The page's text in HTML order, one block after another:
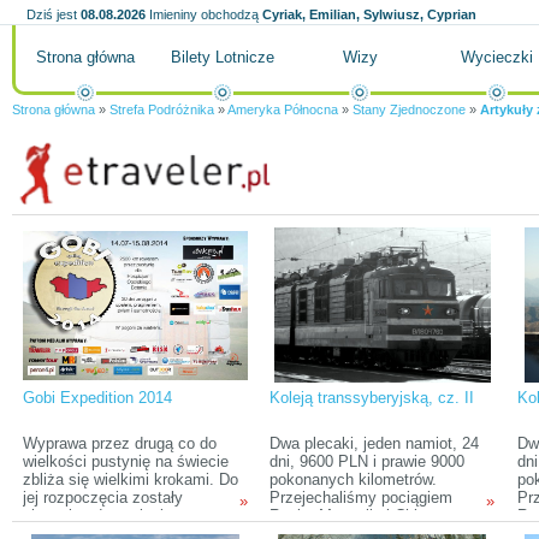
Dziś jest 08.08.2026 Imieniny obchodzą Cyriak, Emilian, Sylwiusz, Cyprian
Strona główna Bilety Lotnicze Wizy Wycieczki
Strona główna » Strefa Podróżnika »Ameryka Północna » Stany Zjednoczone » Artykuły
Gobi Expedition 2014
Wyprawa przez drugą co do
wielkości pustynię na świecie
zbliża się wielkimi krokami. Do
jej rozpoczęcia zostały
niespełna dwa miesiące, co
sprawia, że jest to dobry
»
Koleją transsyberyjską, cz. II
Dwa plecaki, jeden namiot, 24
dni, 9600 PLN i prawie 9000
pokonanych kilometrów.
Przejechaliśmy pociągiem
Rosję, Mongolię i Chiny,
odwiedzając ciekawe miejsca
»